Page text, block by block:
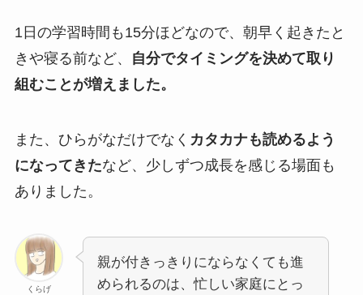
1日の学習時間も15分ほどなので、朝早く起きたと
きや寝る前など、
自分でタイミングを決めて取り
組むことが増えました。
また、ひらがなだけでなく カタカナも読めるよう
になってきたなど、少しずつ成長を感じる場面も
ありました。
くらげ
親が付きっきりにならなくても進
められるのは、忙しい家庭にとっ